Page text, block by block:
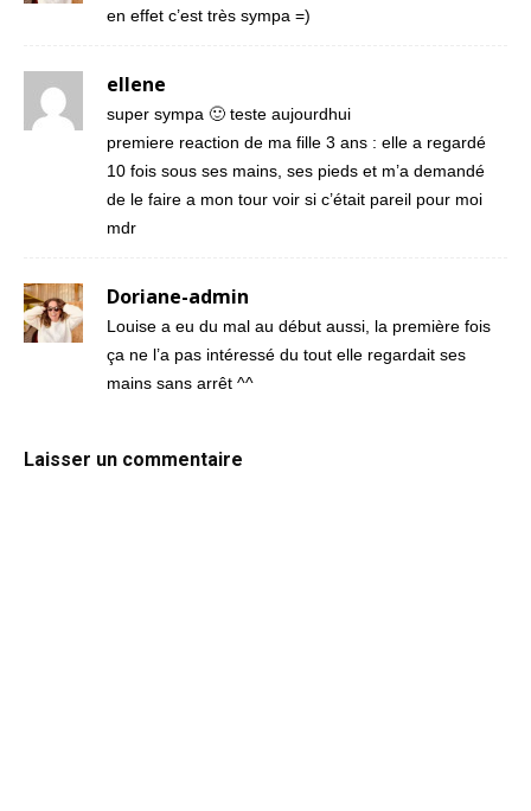
en effet c’est très sympa =)
ellene
super sympa 🙂 teste aujourdhui
premiere reaction de ma fille 3 ans : elle a regardé
10 fois sous ses mains, ses pieds et m’a demandé
de le faire a mon tour voir si c’était pareil pour moi
mdr
Doriane-admin
Louise a eu du mal au début aussi, la première fois
ça ne l’a pas intéressé du tout elle regardait ses
mains sans arrêt ^^
Laisser un commentaire